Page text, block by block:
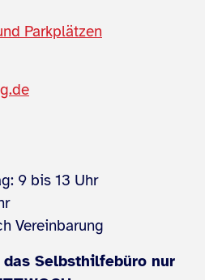
Parkplätzen
9 bis 13 Uhr
Vereinbarung
Selbsthilfebüro nur